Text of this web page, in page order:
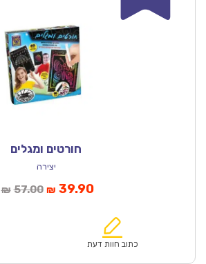
חורטים ומגלים
יצירה
₪ 57.00המחיר
₪57.00.
₪ 39.90המחיר
הוא:
כתוב חוות דעת